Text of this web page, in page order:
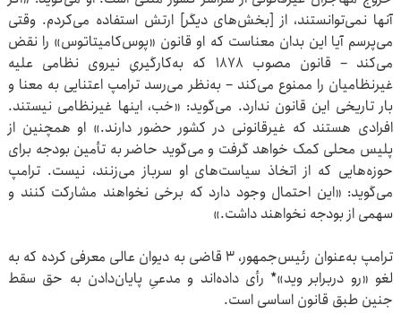
آنها نمی‌توانستند، از [بخش‌های دیگر] ارتش استفاده می‌کردم. وقتی
می‌پرسم آیا این بدان معناست که او قانون «پوس‌کامیتاتوس» را نقض
می‌کند – قانون مصوب ۱۸۷۸ که به‌کارگیریِ نیروی نظامی علیه
غیرنظامیان را ممنوع می‌کند – به‌نظر می‌رسد ترامپ اعتنایی به معنا و
بار تاریخی این قانون ندارد. می‌گوید: «خب، اینها غیرنظامی نیستند.
افرادی هستند که غیرقانونی در کشور حضور دارند.» او همچنین از
پلیس محلی کمک خواهد گرفت و می‌گوید حاضر به تأمین بودجه برای
حوزه‌هایی که از اتخاذ سیاست‌های او سرباز می‌زنند، نیست. ترامپ
می‌گوید: «این احتمال وجود دارد که برخی نخواهند مشارکت کنند و
سهمی از بودجه نخواهند داشت.»
ترامپ به‌عنوان رئیس‌جمهور، ۳ قاضی به دیوان عالی معرفی کرده که به
لغو «رو دربرابر وید»* رأی داده‌اند و مدعیِ پایان‌دادن به حق سقط
جنین طبق قانون اساسی است.